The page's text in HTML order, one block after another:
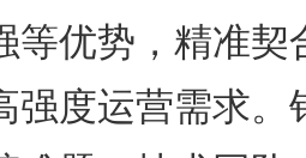
等优势，精准契
强度运营需求。